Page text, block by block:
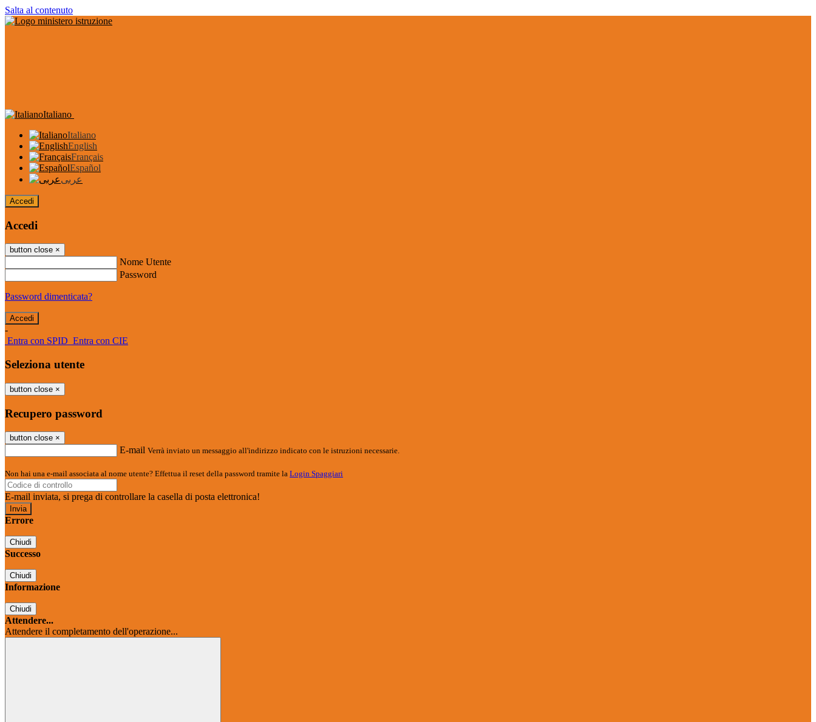
Salta al contenuto
Italiano
Italiano
English
Français
Español
عربى
Accedi
Accedi
button close ×
Nome Utente
Password
Password dimenticata?
-
Entra con SPID Entra con CIE
Seleziona utente
button close ×
Recupero password
button close ×
E-mail Verrà inviato un messaggio all'indirizzo indicato con le istruzioni necessarie.
Non hai una e-mail associata al nome utente? Effettua il reset della password tramite la Login Spaggiari
E-mail inviata, si prega di controllare la casella di posta elettronica!
Errore
Chiudi
Successo
Chiudi
Informazione
Chiudi
Attendere...
Attendere il completamento dell'operazione...